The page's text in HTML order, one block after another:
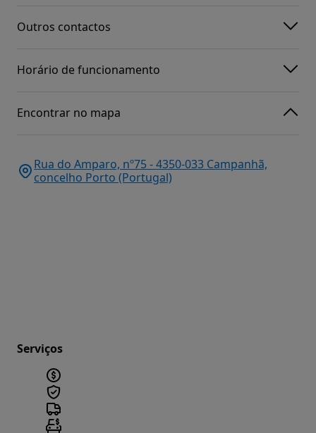
Outros contactos
Horário de funcionamento
Encontrar no mapa
Rua do Amparo, nº75 - 4350-033 Campanhã,
concelho Porto (Portugal)
Serviços